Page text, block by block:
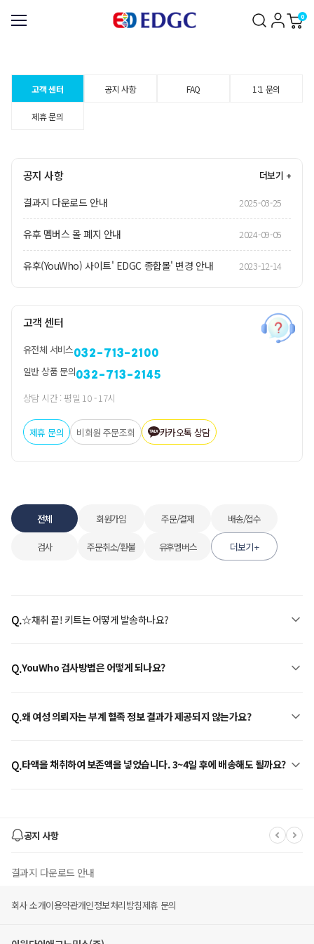
0
고객 센터 공지 사항 FAQ 1:1 문의
제휴 문의
공지 사항 더보기 +
결과지 다운로드 안내 2025-03-25
유후 멤버스 몰 폐지 안내 2024-09-05
유후(YouWho) 사이트' EDGC 종합몰' 변경 안내 2023-12-14
고객 센터
유전체 서비스032-713-2100
일반 상품 문의032-713-2145
상담 시간 : 평일 10 - 17시
제휴 문의 비회원 주문조회 카카오톡 상담
전체 회원가입 주문/결제 배송/접수
검사 주문취소/환불 유후멤버스 더보기 +
Q.☆채취 끝! 키트는 어떻게 발송하나요?
CJ대한통운으로 수령하셨을 경우 'CJ대한통운'으로,
▶롯데택배
롯데택배(1588-2121)
->
[반품예약]
->
[반품예약]
Q.YouWho 검사방법은 어떻게 되나요?
검사항목에 맞게 다양한 논문들과 데이터베이스를 참조하여 당사에서 개발
Q.왜 여성 의뢰자는 부계 혈족 정보 결과가 제공되지 않는가요?
리고 있습니다. 여성 고객 분들께서는 성염색체 중 XY가 아닌 XX를 보유하
고 계셔서 부계 Y 유전자 분석이 불가능합니다. 양해 부탁 드리겠습니다
Q.타액을 채취하여 보존액을 넣었습니다. 3~4일 후에 배송해도 될까요?
공지 사항
결과지 다운로드 안내
유후 멤버스 몰 폐지 안내
회사 소개이용약관개인정보처리방침제휴 문의